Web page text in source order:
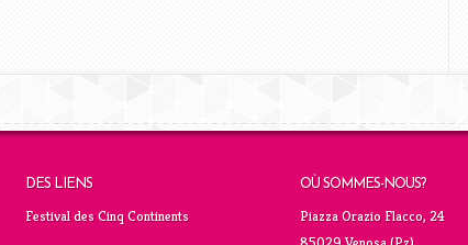
DES LIENS
Festival des Cinq Continents
OÙ SOMMES-NOUS?
Piazza Orazio Flacco, 24